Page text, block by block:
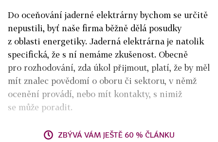
Do oceňování jaderné elektrárny bychom se určitě
nepustili, byť naše firma běžně dělá posudky
z oblasti energetiky. Jaderná elektrárna je natolik
specifická, že s ní nemáme zkušenost. Obecně
pro rozhodování, zda úkol přijmout, platí, že by měl
mít znalec povědomí o oboru či sektoru, v němž
ocenění provádí, nebo mít kontakty, s nimiž
se může poradit.
ZBÝVÁ VÁM JEŠTĚ 60 % ČLÁNKU